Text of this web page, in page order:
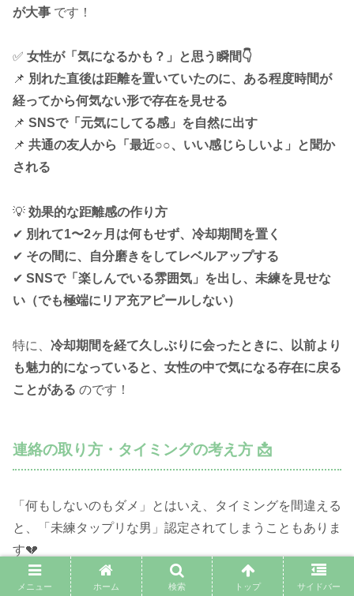
が大事 です！
✅ 女性が「気になるかも？」と思う瞬間👇
📌 別れた直後は距離を置いていたのに、ある程度時間が
経ってから何気ない形で存在を見せる
📌 SNSで「元気にしてる感」を自然に出す
📌 共通の友人から「最近○○、いい感じらしいよ」と聞か
される
💡 効果的な距離感の作り方
✔ 別れて1〜2ヶ月は何もせず、冷却期間を置く
✔ その間に、自分磨きをしてレベルアップする
✔ SNSで「楽しんでいる雰囲気」を出し、未練を見せな
い（でも極端にリア充アピールしない）
特に、 冷却期間を経て久しぶりに会ったときに、以前より
も魅力的になっていると、女性の中で気になる存在に戻る
ことがある のです！
連絡の取り方・タイミングの考え方 📩
「何もしないのもダメ」とはいえ、タイミングを間違える
と、「未練タップリな男」認定されてしまうこともありま
す💔
メニュー ホーム 検索 トップ サイドバー